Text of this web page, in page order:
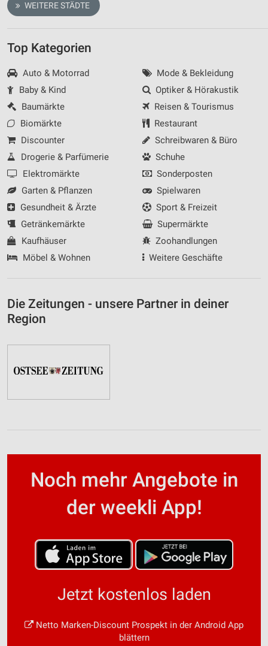
WEITERE STÄDTE
Top Kategorien
Auto & Motorrad
Baby & Kind
Baumärkte
Biomärkte
Discounter
Drogerie & Parfümerie
Elektromärkte
Garten & Pflanzen
Gesundheit & Ärzte
Getränkemärkte
Kaufhäuser
Möbel & Wohnen
Mode & Bekleidung
Optiker & Hörakustik
Reisen & Tourismus
Restaurant
Schreibwaren & Büro
Schuhe
Sonderposten
Spielwaren
Sport & Freizeit
Supermärkte
Zoohandlungen
Weitere Geschäfte
Die Zeitungen - unsere Partner in deiner
Region
Noch mehr Angebote in
der weekli App!
Jetzt kostenlos laden
Netto Marken-Discount Prospekt in der Android App
blättern